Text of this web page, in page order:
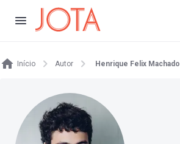
Início Autor Henrique Felix Machado